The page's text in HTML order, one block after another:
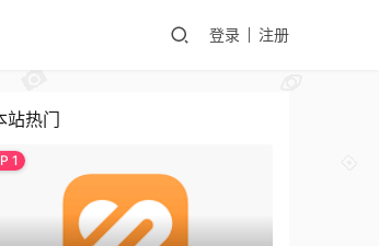
登录 注册
站热门